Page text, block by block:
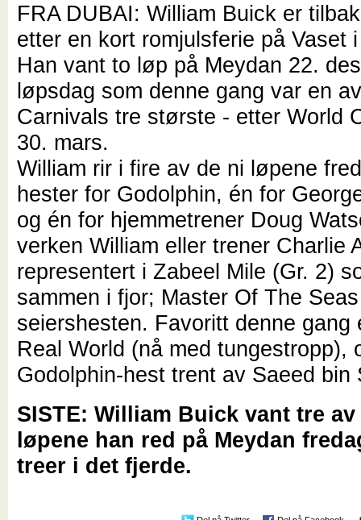
FRA DUBAI: William Buick er
etter en kort romjulsferie på Vaset
Han vant to løp på Meydan 22.
løpsdag som denne gang var en
Carnivals tre største - etter World
30. mars.
William rir i fire av de ni løpene
hester for Godolphin, én for
og én for hjemmetrener Doug
verken William eller trener Charlie
representert i Zabeel Mile (Gr. 2)
sammen i fjor; Master Of The
seiershesten. Favoritt denne gang
Real World (nå med tungestropp),
Godolphin-hest trent av Saeed
SISTE: William Buick vant tre
løpene han red på Meydan
treer i det fjerde.